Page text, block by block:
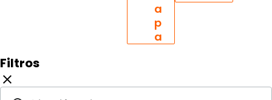
a
p
a
Filtros